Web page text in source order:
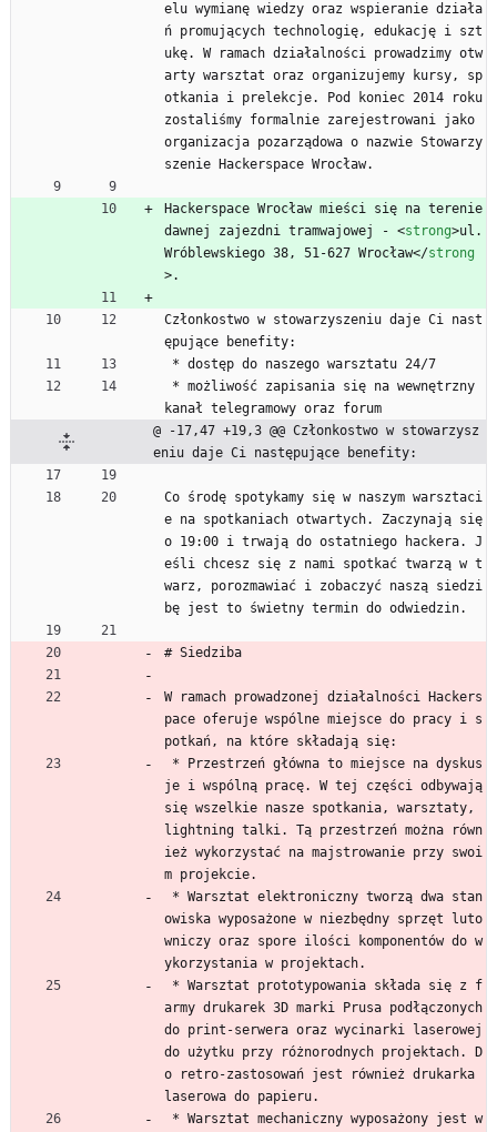
elu wymianę wiedzy oraz wspieranie działa
ń promujących technologię, edukację i szt
ukę. W ramach działalności prowadzimy otw
arty warsztat oraz organizujemy kursy, sp
otkania i prelekcje. Pod koniec 2014 roku
zostaliśmy formalnie zarejestrowani jako
organizacja pozarządowa o nazwie Stowarzy
szenie Hackerspace Wrocław.
Hackerspace Wrocław mieści się na terenie
dawnej zajezdni tramwajowej - <strong>ul.
Wróblewskiego 38, 51-627 Wrocław</strong
>.
Członkostwo w stowarzyszeniu daje Ci nast
ępujące benefity:
* dostęp do naszego warsztatu 24/7
kanał telegramowy oraz forum
@ -17,47 +19,3 @@ Członkostwo w stowarzysz
eniu daje Ci następujące benefity:
Co środę spotykamy się w naszym warsztaci
e na spotkaniach otwartych. Zaczynają się
o 19:00 i trwają do ostatniego hackera. J
eśli chcesz się z nami spotkać twarzą w t
warz, porozmawiać i zobaczyć naszą siedzi
bę jest to świetny termin do odwiedzin.
# Siedziba
W ramach prowadzonej działalności Hackers
pace oferuje wspólne miejsce do pracy i s
potkań, na które składają się:
je i wspólną pracę. W tej części odbywają
się wszelkie nasze spotkania, warsztaty,
lightning talki. Tą przestrzeń można równ
ież wykorzystać na majstrowanie przy swoi
m projekcie.
owiska wyposażone w niezbędny sprzęt luto
wniczy oraz spore ilości komponentów do w
ykorzystania w projektach.
army drukarek 3D marki Prusa podłączonych
do print-serwera oraz wycinarki laserowej
do użytku przy różnorodnych projektach. D
o retro-zastosowań jest również drukarka
laserowa do papieru.